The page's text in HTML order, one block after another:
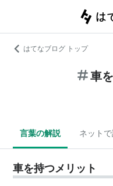
はてなブログ トップ
車
言葉の解説 ネット
車を持つメリット